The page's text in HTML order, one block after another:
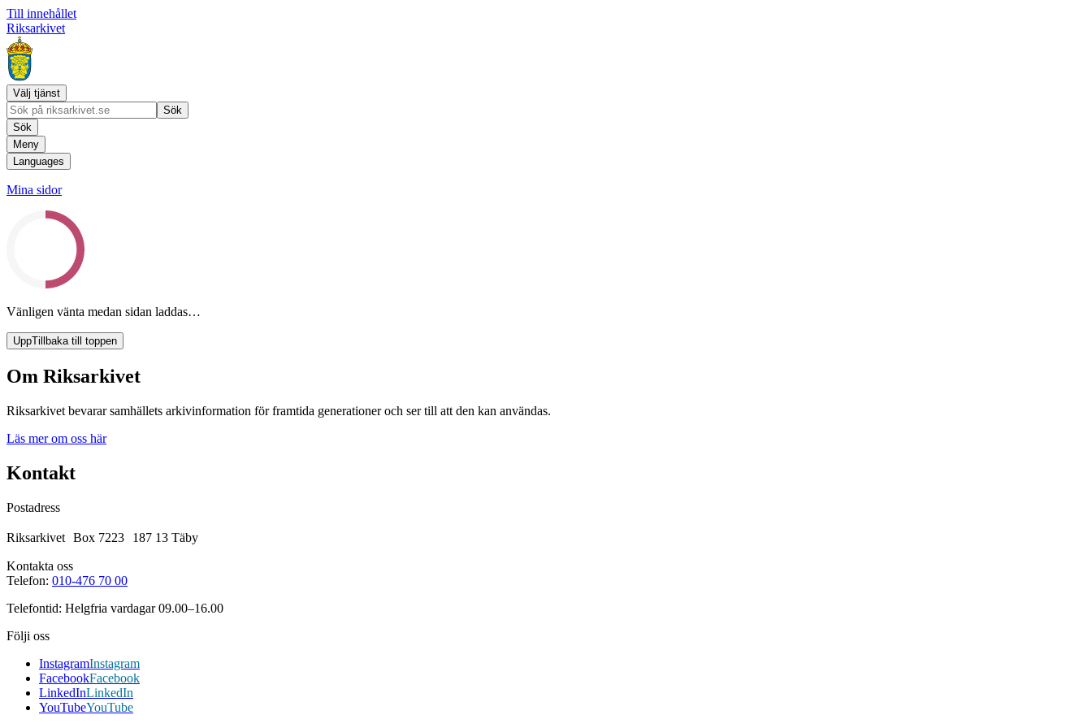
Till innehållet
Riksarkivet
Välj tjänst
Sök
Sök
Meny
Languages
Mina sidor
Vänligen vänta medan sidan laddas…
UppTillbaka till toppen
Om Riksarkivet
Riksarkivet bevarar samhällets arkivinformation för framtida generationer och ser till att den kan användas.
Läs mer om oss här
Kontakt
Postadress
Riksarkivet Box 7223 187 13 Täby
Kontakta oss
Telefon: 010-476 70 00
Telefontid: Helgfria vardagar 09.00–16.00
Följi oss
InstagramInstagram
FacebookFacebook
LinkedInLinkedIn
YouTubeYouTube